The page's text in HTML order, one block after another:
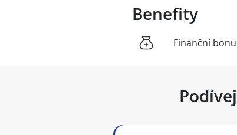
Benefity
Finanční